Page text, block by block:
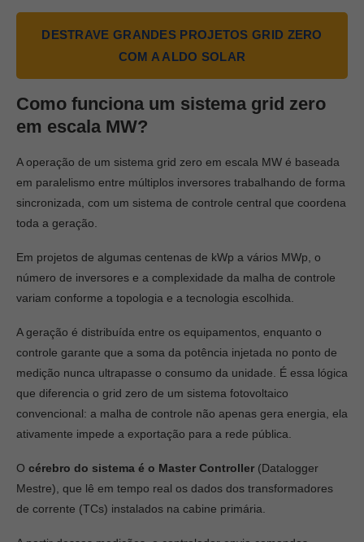
DESTRAVE GRANDES PROJETOS GRID ZERO
COM A ALDO SOLAR
Como funciona um sistema grid zero
em escala MW?
A operação de um sistema grid zero em escala MW é baseada
em paralelismo entre múltiplos inversores trabalhando de forma
sincronizada, com um sistema de controle central que coordena
toda a geração.
Em projetos de algumas centenas de kWp a vários MWp, o
número de inversores e a complexidade da malha de controle
variam conforme a topologia e a tecnologia escolhida.
A geração é distribuída entre os equipamentos, enquanto o
controle garante que a soma da potência injetada no ponto de
medição nunca ultrapasse o consumo da unidade. É essa lógica
que diferencia o grid zero de um sistema fotovoltaico
convencional: a malha de controle não apenas gera energia, ela
ativamente impede a exportação para a rede pública.
O cérebro do sistema é o Master Controller (Datalogger
Mestre), que lê em tempo real os dados dos transformadores
de corrente (TCs) instalados na cabine primária.